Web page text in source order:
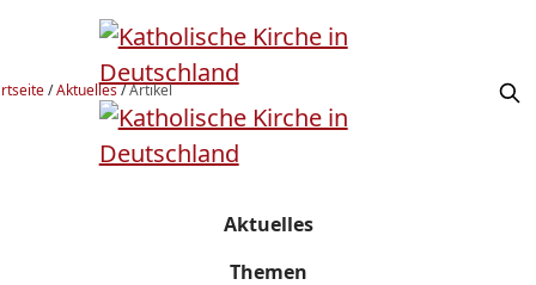
/Aktuelles/Artikel
Aktuelles
Themen